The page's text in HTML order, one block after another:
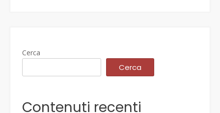
Cerca
Cerca
Contenuti recenti